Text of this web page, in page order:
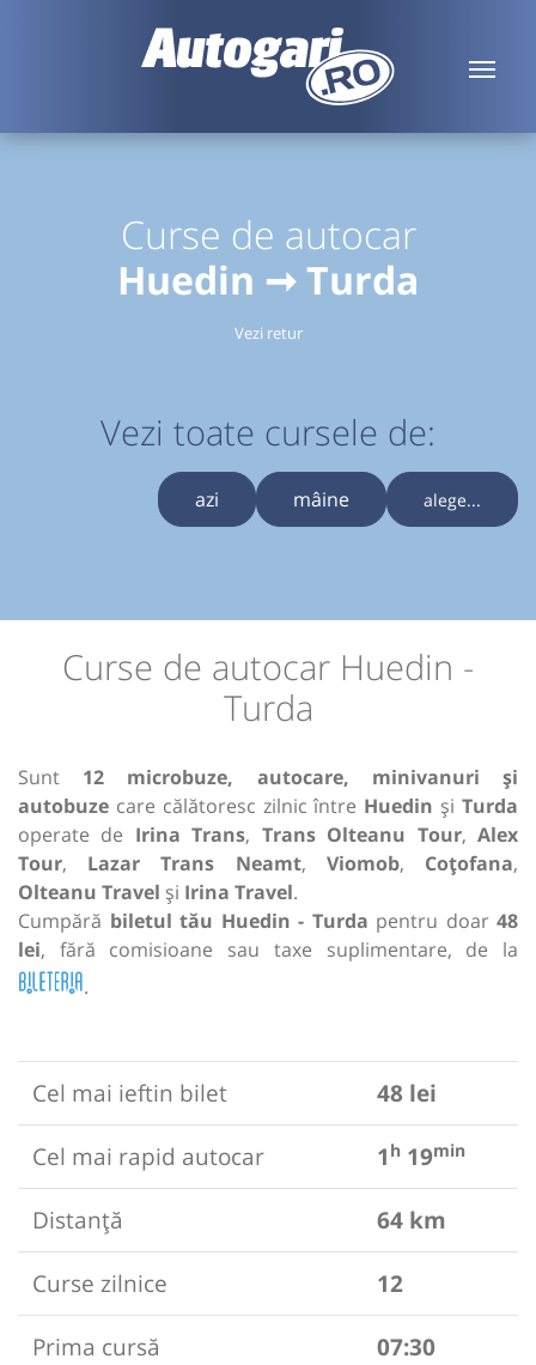
Curse de autocar
Huedin ➞ Turda
Vezi retur
Vezi toate cursele de:
azi mâine alege...
Curse de autocar Huedin -
Turda
Sunt 12 microbuze, autocare, minivanuri și
autobuze care călătoresc zilnic între Huedin șiTurda
operate de Irina Trans, Trans Olteanu Tour,Alex
Tour, Lazar Trans Neamt, Viomob, Coțofana,
Olteanu Travel și Irina Travel.
Cumpără biletul tău Huedin - Turda pentru doar 48
lei, fără comisioane sau taxe suplimentare, de la
.
Cel mai ieftin bilet
48 lei
Cel mai rapid autocar
1 h 19min
Distanță
64 km
Curse zilnice
12
Prima cursă
07:30